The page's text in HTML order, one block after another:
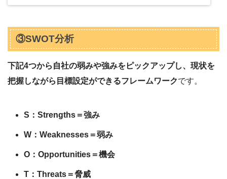
③SWOT分析
下記4つから自社の弱みや強みをピックアップし、現状を
把握しながら目標設定ができるフレームワークです。
S：Strengths＝強み
W：Weaknesses＝弱み
O：Opportunities＝機会
T：Threats＝脅威